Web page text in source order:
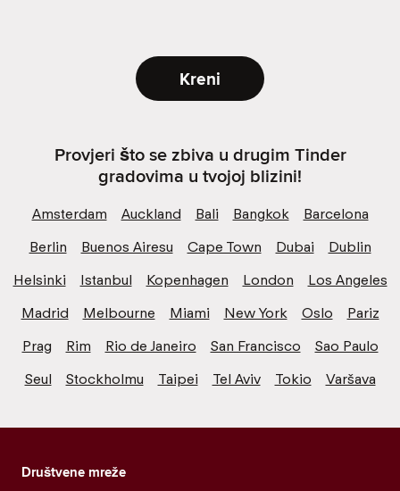
Kreni
Provjeri što se zbiva u drugim Tinder
gradovima u tvojoj blizini!
Amsterdam Auckland Bali Bangkok
Barcelona
Berlin
Buenos Airesu Cape Town Dubai
Dublin
Helsinki
Istanbul Kopenhagen London
Los Angeles
Madrid
Melbourne Miami New York Oslo
Pariz
Prag
Rim Rio de Janeiro San Francisco
Sao Paulo
Seul
Stockholmu Taipei Tel Aviv Tokio Varšava
Društvene mreže